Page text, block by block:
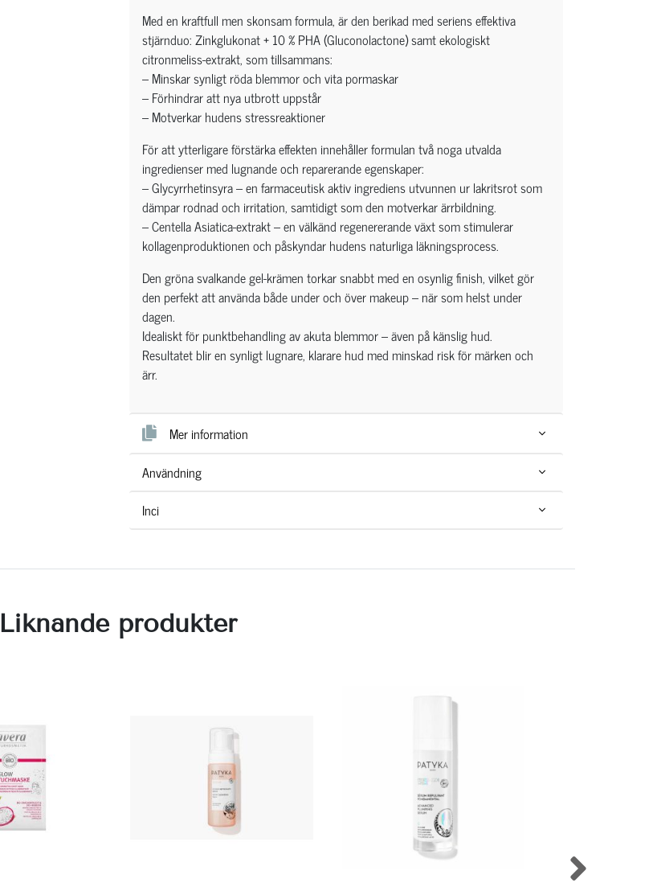
Med en kraftfull men skonsam formula, är den berikad med seriens effektiva
stjärnduo: Zinkglukonat + 10 % PHA (Gluconolactone) samt ekologiskt
citronmeliss-extrakt, som tillsammans:
– Minskar synligt röda blemmor och vita pormaskar
– Förhindrar att nya utbrott uppstår
– Motverkar hudens stressreaktioner
För att ytterligare förstärka effekten innehåller formulan två noga utvalda
ingredienser med lugnande och reparerande egenskaper:
– Glycyrrhetinsyra – en farmaceutisk aktiv ingrediens utvunnen ur lakritsrot som
dämpar rodnad och irritation, samtidigt som den motverkar ärrbildning.
– Centella Asiatica-extrakt – en välkänd regenererande växt som stimulerar
kollagenproduktionen och påskyndar hudens naturliga läkningsprocess.
Den gröna svalkande gel-krämen torkar snabbt med en osynlig finish, vilket gör
den perfekt att använda både under och över makeup – när som helst under
dagen.
Idealiskt för punktbehandling av akuta blemmor – även på känslig hud.
Resultatet blir en synligt lugnare, klarare hud med minskad risk för märken och
ärr.
Mer information
Användning
Inci
Liknande produkter